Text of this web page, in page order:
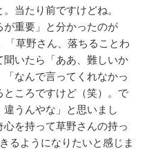
当たり前ですけどね。
重要」と分かったのが
「草野さん、落ちることわ
いたら「ああ、難しいか
なんで言ってくれなかっ
ころですけど（笑）。で
うんやな」と思いまし
を持って草野さんの持っ
るようになりたいと感じま